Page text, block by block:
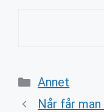
Categories
Annet
Når får